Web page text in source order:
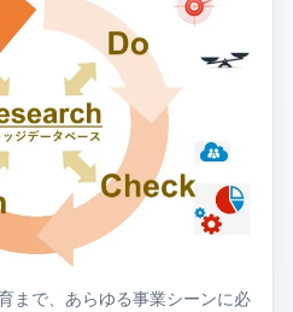
まで、あらゆる事業シーンに必